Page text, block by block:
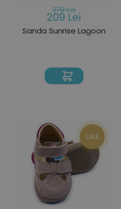
279 Lei
209 Lei
Sanda Sunrise Lagoon
SALE